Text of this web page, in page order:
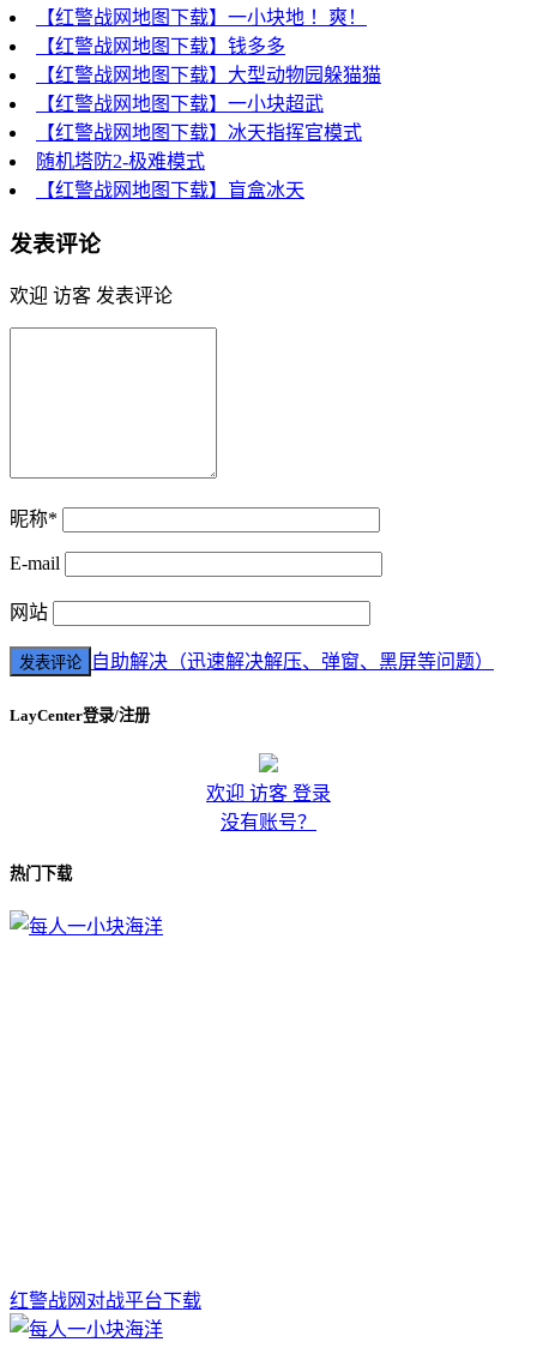
【红警战网地图下载】一小块地 ！爽！
【红警战网地图下载】钱多多
【红警战网地图下载】大型动物园躲猫猫
【红警战网地图下载】一小块超武
【红警战网地图下载】冰天指挥官模式
随机塔防2-极难模式
【红警战网地图下载】盲盒冰天
发表评论
欢迎 访客 发表评论
昵称*
E-mail
网站
自助解决（迅速解决解压、弹窗、黑屏等问题）
LayCenter登录/注册
欢迎 访客 登录
没有账号？
热门下载
红警战网对战平台下载